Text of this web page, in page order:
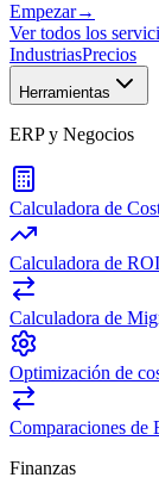
Empezar→
Ver todos los
IndustriasPrecios
Herramientas
ERP y Negocios
Calculadora de
Calculadora de ROI
Calculadora de
Optimización de
Comparaciones de
Finanzas